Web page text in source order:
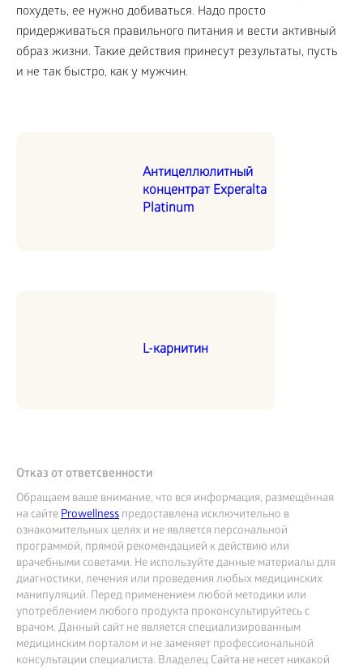
похудеть, ее нужно добиваться. Надо просто
придерживаться правильного питания и вести активный
образ жизни. Такие действия принесут результаты, пусть
и не так быстро, как у мужчин.
Антицеллюлитный
концентрат Experalta
Platinum
L-карнитин
Отказ от ответсвенности
Обращаем ваше внимание, что вся информация, размещённая
на сайтеProwellness предоставлена исключительно в
ознакомительных целях и не является персональной
программой, прямой рекомендацией к действию или
врачебными советами. Не используйте данные материалы для
диагностики, лечения или проведения любых медицинских
манипуляций. Перед применением любой методики или
употреблением любого продукта проконсультируйтесь с
врачом. Данный сайт не является специализированным
медицинским порталом и не заменяет профессиональной
консультации специалиста. Владелец Сайта не несет никакой